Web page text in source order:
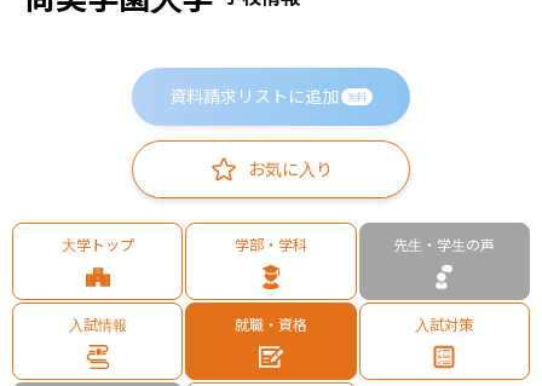
資料請求リストに追加 無料
お気に入り
大学トップ 学部・学科 先生・学生の声
入試情報 就職・資格 入試対策